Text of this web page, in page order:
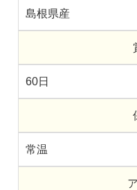
島根県産
60日
常温